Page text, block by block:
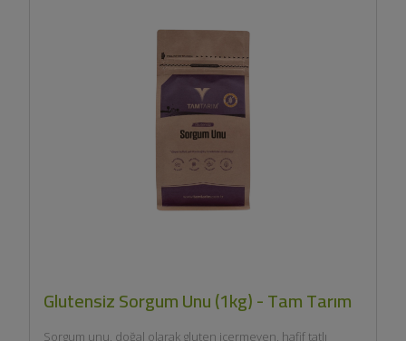
Glutensiz Sorgum Unu (1kg) - Tam Tarım
Sorgum unu, doğal olarak gluten içermeyen, hafif tatlı